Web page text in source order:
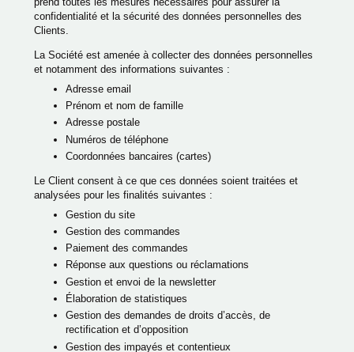
confidentialité et la sécurité des données personnelles des
Clients.
La Société est amenée à collecter des données personnelles
et notamment des informations suivantes :
Adresse email
Prénom et nom de famille
Adresse postale
Numéros de téléphone
Coordonnées bancaires (cartes)
Le Client consent à ce que ces données soient traitées et
analysées pour les finalités suivantes :
Gestion du site
Gestion des commandes
Paiement des commandes
Réponse aux questions ou réclamations
Gestion et envoi de la newsletter
Élaboration de statistiques
Gestion des demandes de droits d’accès, de
rectification et d’opposition
Gestion des impayés et contentieux
ACCUEIL
CHAMBRES & SUITES
ROOFTOP VENTURA
SÉMINAIRES & ÉVÉNEMENTS PRIVÉS
ÉVÉNEMENTS
ACTIVITÉS
OFFRES
GALERIE
BLOG